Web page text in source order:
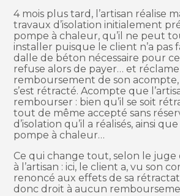
4 mois plus tard, l’artisan réalise
travaux d’isolation initialement
pompe à chaleur, qu’il ne peut
installer puisque le client n’a pas
dalle de béton nécessaire pour
refuse alors de payer… et
remboursement de son acompte,
s’est rétracté. Acompte que
rembourser : bien qu’il se soit
tout de même accepté sans
d’isolation qu’il a réalisés, ainsi
pompe à chaleur…
Ce qui change tout, selon le juge
à l’artisan : ici, le client a, vu son
renoncé aux effets de sa
donc droit à aucun